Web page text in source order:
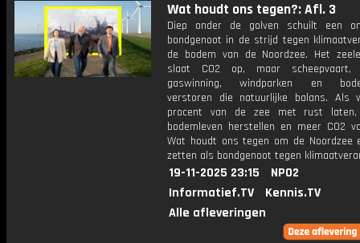
Wat houdt ons tegen?: Afl. 3
Diep onder de golven schuilt een
bondgenoot in de strijd tegen
de bodem van de Noordzee. Het
slaat CO2 op, maar
gaswinning, windparken en
verstoren die natuurlijke balans. Als
procent van de zee met rust
bodemleven herstellen en meer CO2
Wat houdt ons tegen om de Noordzee
zetten als bondgenoot tegen
19-11-2025 23:15
NPO2
Informatief.TV
Kennis.TV
Alle afleveringen